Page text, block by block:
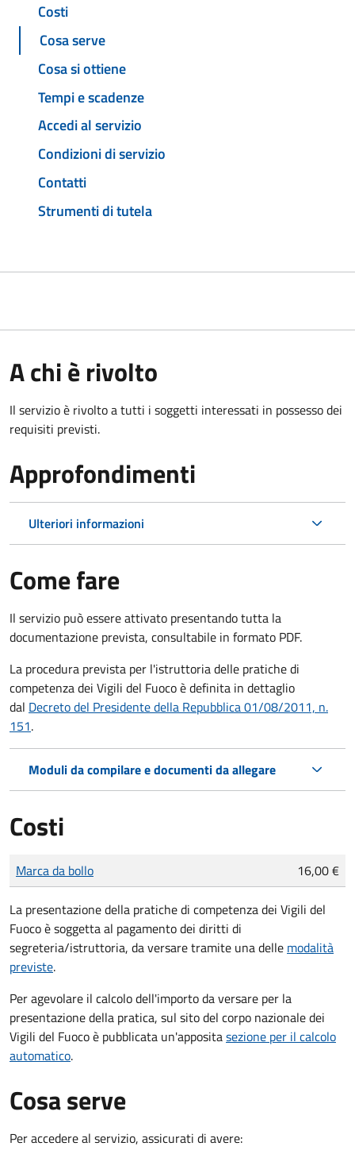
Costi
Cosa serve
Cosa si ottiene
Tempi e scadenze
Accedi al servizio
Condizioni di servizio
Contatti
Strumenti di tutela
A chi è rivolto
Il servizio è rivolto a tutti i soggetti interessati in possesso dei
requisiti previsti.
Approfondimenti
Ulteriori informazioni
Come fare
Il servizio può essere attivato presentando tutta la
documentazione prevista, consultabile in formato PDF.
La procedura prevista per l'istruttoria delle pratiche di
competenza dei Vigili del Fuoco è definita in dettaglio
dal Decreto del Presidente della Repubblica 01/08/2011, n.
151.
Moduli da compilare e documenti da allegare
Costi
Tipo di pagamento
Importo
Marca da bollo 16,00 €
La presentazione della pratiche di competenza dei Vigili del
Fuoco è soggetta al pagamento dei diritti di
segreteria/istruttoria, da versare tramite una delle modalità
previste.
Per agevolare il calcolo dell'importo da versare per la
presentazione della pratica, sul sito del corpo nazionale dei
Vigili del Fuoco è pubblicata un'appositasezione per il calcolo
automatico.
Cosa serve
Per accedere al servizio, assicurati di avere: